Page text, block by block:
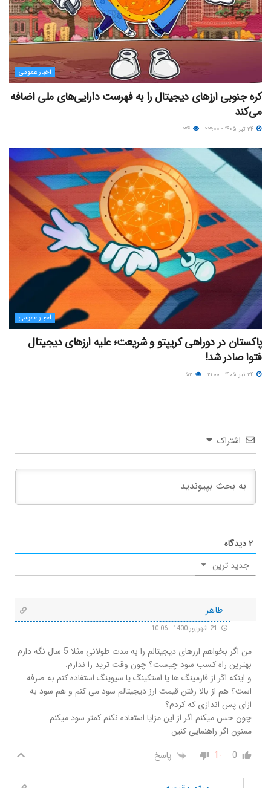
اخبار عمومی
کره جنوبی ارزهای دیجیتال را به فهرست دارایی‌های ملی اضافه
می‌کند
اخبار عمومی
پاکستان در دوراهی کریپتو و شریعت؛ علیه ارزهای دیجیتال
فتوا صادر شد!
اشتراک
۲دیدگاه
جدید ترین
طاهر
من اگر بخواهم ارزهای دیجیتالم را به مدت طولانی مثلا 5 سال نگه دارم
بهترین راه کسب سود چیست؟ چون وقت ترید را ندارم.
و اینکه اگر از فارمینگ ها یا استکینگ یا سیوینگ استفاده کنم به صرفه
است؟ هم از بالا رفتن قیمت ارز دیجیتالم سود می کنم و هم سود به
ازای پس اندازی که کردم؟
چون حس میکنم اگر از این مزایا استفاده نکنم کمتر سود میکنم.
ممنون اگر راهنمایی کنین
0
-1 پاسخ